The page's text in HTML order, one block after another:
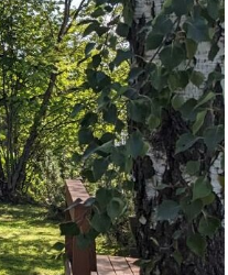
Suomen
kohteliaita
perustana on
kunnioittaminen.
saunakulttuuria ja
suomalaista
koskevaa tutkimusta.